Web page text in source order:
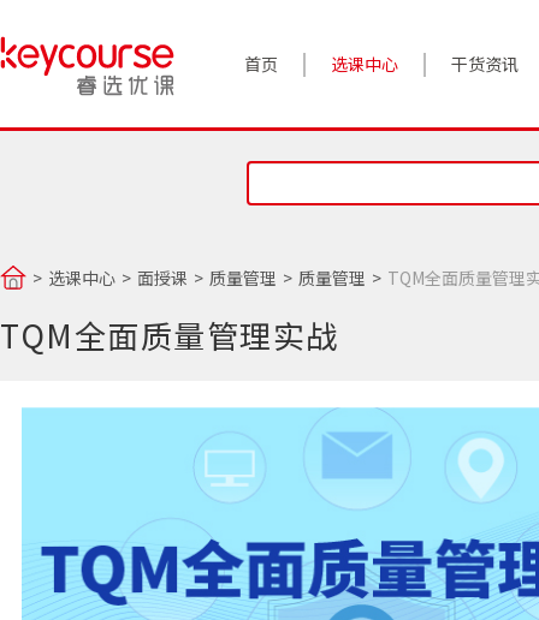
首页 选课中心 干货资讯
案例实践
对话高管
选课中心 面授课 质量管理 质量管理 TQM全面质量管理
TQM全面质量管理实战